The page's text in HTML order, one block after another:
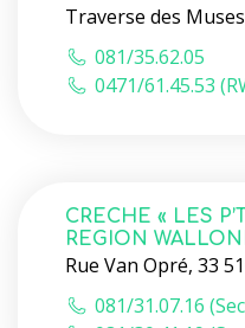
Traverse des
081/35.62.05
0471/61.45.53
CRECHE « LES
REGION
Rue Van Opré, 33
081/31.07.16